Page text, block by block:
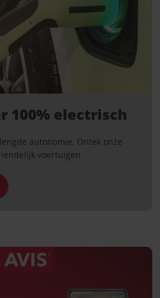
100% electrisch
autonomie. Ontek onze
voertuigen.